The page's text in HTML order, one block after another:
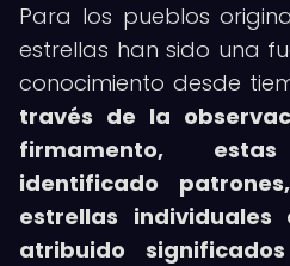
Para los pueblos
estrellas han sido una
conocimiento desde
través de la
firmamento,
identificado
estrellas
atribuido